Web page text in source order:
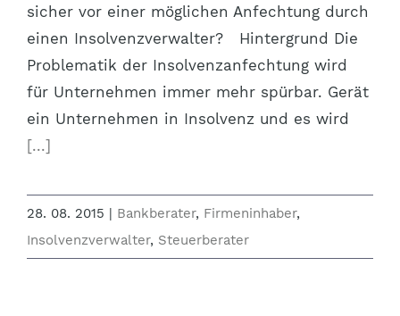
sicher vor einer möglichen Anfechtung durch
einen Insolvenzverwalter? Hintergrund Die
Problematik der Insolvenzanfechtung wird
für Unternehmen immer mehr spürbar. Gerät
ein Unternehmen in Insolvenz und es wird
[...]
28. 08. 2015 | Bankberater, Firmeninhaber,
Insolvenzverwalter, Steuerberater